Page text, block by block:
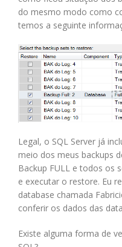
do mesmo modo como
temos a seguinte
Legal, o SQL Server já
meio dos meus backups
Backup FULL e todos os
e executar o restore. Eu
database chamada
conferir os dados das
Existe alguma forma de